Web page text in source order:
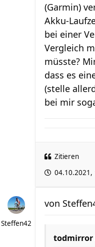
(Garmin)
Akku-
bei einer
Vergleich
müsste?
dass es
(stelle
bei mir
Zitieren
04.10.2021,
Steffen42
von
todmirror